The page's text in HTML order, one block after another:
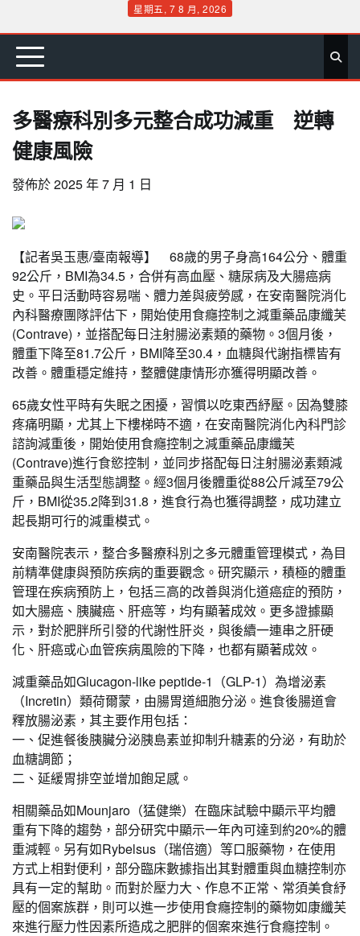
content
星期五, 7 8 月, 2026
首 要 娛 生 社 文 公 運 旅 政 地 專
多醫療科別多元整合成功減重 逆轉
健康風險
發佈於2025 年 7 月 1 日
【記者吳玉惠/臺南報導】 68歲的男子身高164公分、體重
92公斤，BMI為34.5，合併有高血壓、糖尿病及大腸癌病
史。平日活動時容易喘、體力差與疲勞感，在安南醫院消化
內科醫療團隊評估下，開始使用食癮控制之減重藥品康纖芙
(Contrave)，並搭配每日注射腸泌素類的藥物。3個月後，
體重下降至81.7公斤，BMI降至30.4，血糖與代謝指標皆有
改善。體重穩定維持，整體健康情形亦獲得明顯改善。
65歲女性平時有失眠之困擾，習慣以吃東西紓壓。因為雙膝
疼痛明顯，尤其上下樓梯時不適，在安南醫院消化內科門診
諮詢減重後，開始使用食癮控制之減重藥品康纖芙
(Contrave)進行食慾控制，並同步搭配每日注射腸泌素類減
重藥品與生活型態調整。經3個月後體重從88公斤減至79公
斤，BMI從35.2降到31.8，進食行為也獲得調整，成功建立
起長期可行的減重模式。
安南醫院表示，整合多醫療科別之多元體重管理模式，為目
前精準健康與預防疾病的重要觀念。研究顯示，積極的體重
管理在疾病預防上，包括三高的改善與消化道癌症的預防，
如大腸癌、胰臟癌、肝癌等，均有顯著成效。更多證據顯
示，對於肥胖所引發的代謝性肝炎，與後續一連串之肝硬
化、肝癌或心血管疾病風險的下降，也都有顯著成效。
減重藥品如Glucagon-like peptide-1（GLP-1）為增泌素
（Incretin）類荷爾蒙，由腸胃道細胞分泌。進食後腸道會
釋放腸泌素，其主要作用包括：
一、促進餐後胰臟分泌胰島素並抑制升糖素的分泌，有助於
血糖調節；
二、延緩胃排空並增加飽足感。
相關藥品如Mounjaro（猛健樂）在臨床試驗中顯示平均體
重有下降的趨勢，部分研究中顯示一年內可達到約20%的體
重減輕。另有如Rybelsus（瑞倍適）等口服藥物，在使用
方式上相對便利，部分臨床數據指出其對體重與血糖控制亦
具有一定的幫助。而對於壓力大、作息不正常、常須美食紓
壓的個案族群，則可以進一步使用食癮控制的藥物如康纖芙
來進行壓力性因素所造成之肥胖的個案來進行食癮控制。